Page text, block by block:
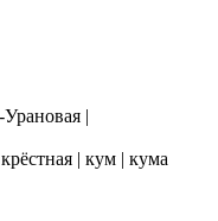
|
| кум | кума